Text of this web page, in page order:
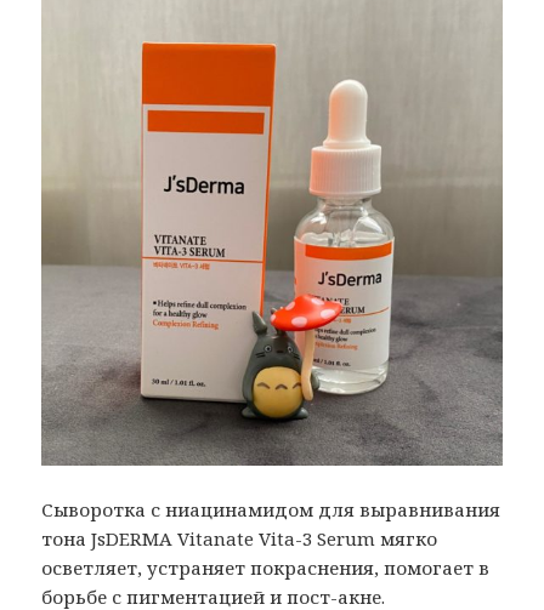
Сыворотка с ниацинамидом для выравнивания
тона JsDERMA Vitanate Vita-3 Serum мягко
осветляет, устраняет покраснения, помогает в
борьбе с пигментацией и пост-акне.